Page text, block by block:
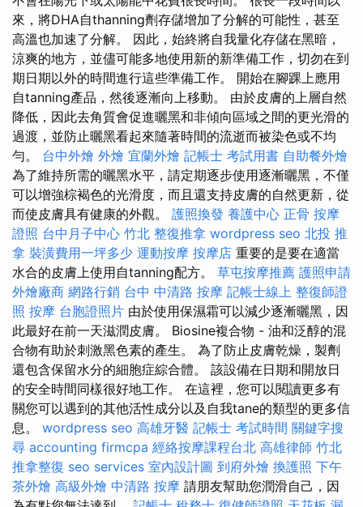
來，將DHA自thanning劑存儲增加了分解的可能性，甚至
高溫也加速了分解。 因此，始終將自我量化存儲在黑暗，
涼爽的地方，並儘可能多地使用新的新準備工作，切勿在到
期日期以外的時間進行這些準備工作。 開始在腳踝上應用
自tanning產品，然後逐漸向上移動。 由於皮膚的上層自然
降低，因此去角質會促進曬黑和非傾向區域之間的更光滑的
過渡，並防止曬黑看起來隨著時間的流逝而被染色或不均
勻。 台中外燴 外燴 宜蘭外燴 記帳士 考試用書 自助餐外燴
為了維持所需的曬黑水平，請定期逐步使用逐漸曬黑，不僅
可以增強棕褐色的光滑度，而且還支持皮膚的自然更新，從
而使皮膚具有健康的外觀。 護照換發 養護中心 正骨 按摩
證照 台中月子中心 竹北 整復推拿 wordpress seo 北投 推
拿 裝潢費用一坪多少 運動按摩 按摩店 重要的是要在適當
水合的皮膚上使用自tanning配方。 草屯按摩推薦 護照申請
外燴廠商 網路行銷 台中 中清路 按摩 記帳士線上 整復師證
照 按摩 台胞證照片 由於使用保濕霜可以減少逐漸曬黑，因
此最好在前一天滋潤皮膚。 Biosine複合物 - 油和泛醇的混
合物有助於刺激黑色素的產生。 為了防止皮膚乾燥，製劑
還包含保留水分的細胞症綜合體。 該設備在日期和開放日
的安全時間同樣很好地工作。 在這裡，您可以閱讀更多有
關您可以遇到的其他活性成分以及自我tane的類型的更多信
息。 wordpress seo 高雄牙醫 記帳士 考試時間 關鍵字搜
尋 accounting firmcpa 經絡按摩課程台北 高雄律師 竹北
推拿整復 seo services 室內設計圖 到府外燴 換護照 下午
茶外燴 高級外燴 中清路 按摩 請朋友幫助您潤滑自己，因